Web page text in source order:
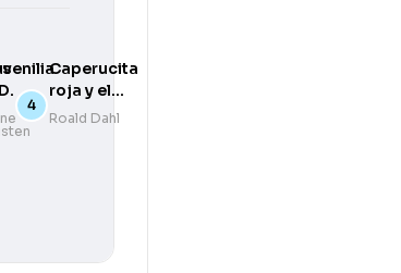
Caperucita
roja y el
lobo en un
Roald Dahl